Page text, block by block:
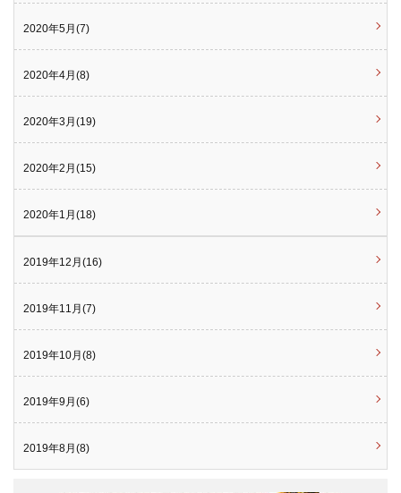
2020年5月(7)
2020年4月(8)
2020年3月(19)
2020年2月(15)
2020年1月(18)
2019年12月(16)
2019年11月(7)
2019年10月(8)
2019年9月(6)
2019年8月(8)